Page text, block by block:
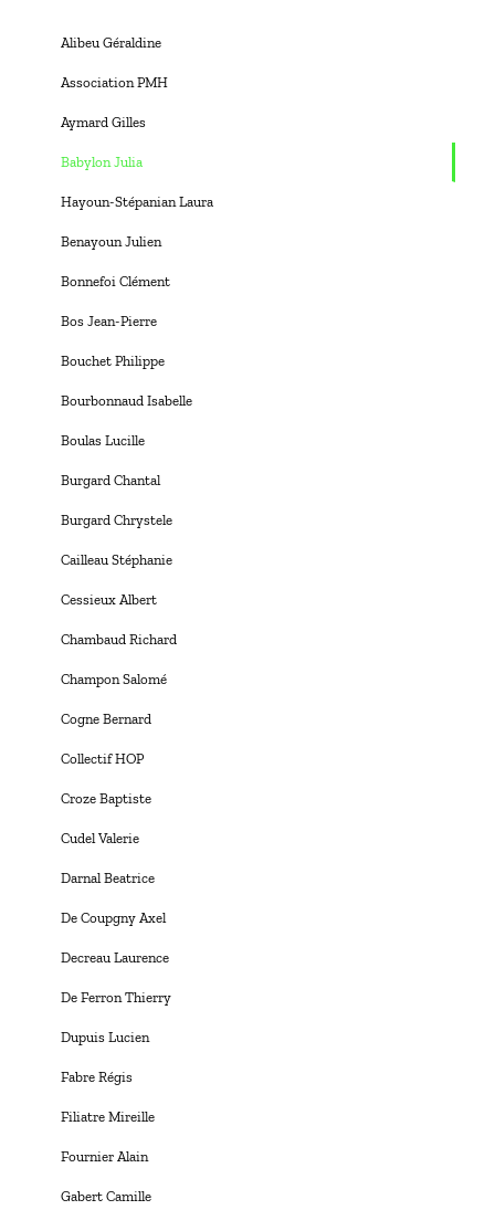
Alibeu Géraldine
Association PMH
Aymard Gilles
Babylon Julia
Hayoun-Stépanian Laura
Benayoun Julien
Bonnefoi Clément
Bos Jean-Pierre
Bouchet Philippe
Bourbonnaud Isabelle
Boulas Lucille
Burgard Chantal
Burgard Chrystele
Cailleau Stéphanie
Cessieux Albert
Chambaud Richard
Champon Salomé
Cogne Bernard
Collectif HOP
Croze Baptiste
Cudel Valerie
Darnal Beatrice
De Coupgny Axel
Decreau Laurence
De Ferron Thierry
Dupuis Lucien
Fabre Régis
Filiatre Mireille
Fournier Alain
Gabert Camille